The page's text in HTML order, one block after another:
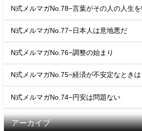
N式メルマガNo.78−言葉がその人の人生
N式メルマガNo.77−日本人は意地悪だ
N式メルマガNo.76−調整の始まり
N式メルマガNo.75−経済が不安定なときは
N式メルマガNo.74−円安は問題ない
アーカイブ